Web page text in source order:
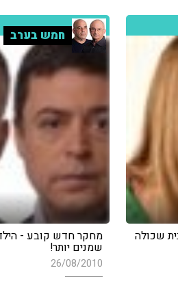
24 - תכנית שכולה
חמש בערב
מחקר חדש קובע -
שמנים יותר!
26/08/2010